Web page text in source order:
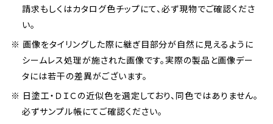
請求もしくはカタログ色チップにて、必ず現物でご確認くださ
い。
※ 画像をタイリングした際に継ぎ目部分が自然に見えるように
シームレス処理が施された画像です。実際の製品と画像デー
タには若干の差異がございます。
※ 日塗工・ＤＩＣの近似色を選定しており、同色ではありません。
必ずサンプル帳にてご確認ください。